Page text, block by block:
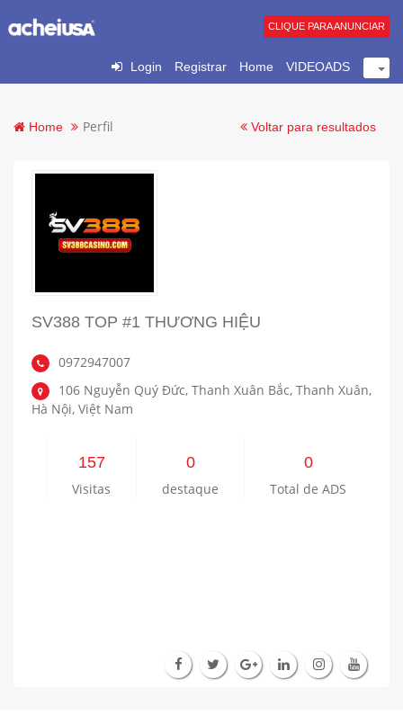
Login Registrar Home VIDEOADS
CLIQUE PARA ANUNCIAR
Home Perfil Voltar para resultados
SV388 TOP #1 THƯƠNG HIỆU
0972947007
106 Nguyễn Quý Đức, Thanh Xuân Bắc, Thanh Xuân,
Hà Nội, Việt Nam
157
Visitas
0
destaque
0
Total de ADS